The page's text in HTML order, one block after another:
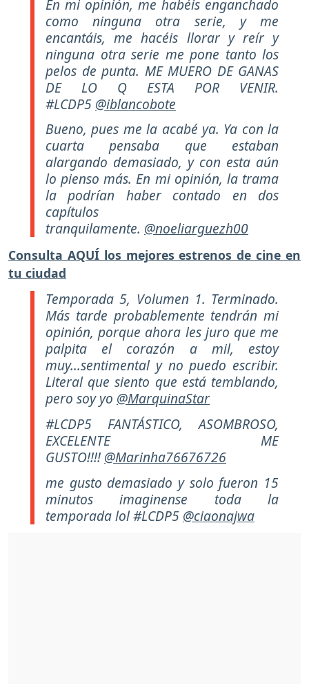
En mi opinión, me habéis enganchado
como ninguna otra serie, y me
encantáis, me hacéis llorar y reír y
ninguna otra serie me pone tanto los
pelos de punta. ME MUERO DE GANAS
DE LO Q ESTA POR VENIR.
#LCDP5 @iblancobote
Bueno, pues me la acabé ya. Ya con la
cuarta pensaba que estaban
alargando demasiado, y con esta aún
lo pienso más. En mi opinión, la trama
la podrían haber contado en dos
capítulos
tranquilamente. @noeliarguezh00
Consulta AQUÍ los mejores estrenos de cine en
tu ciudad
Temporada 5, Volumen 1. Terminado.
Más tarde probablemente tendrán mi
opinión, porque ahora les juro que me
palpita el corazón a mil, estoy
muy...sentimental y no puedo escribir.
Literal que siento que está temblando,
pero soy yo @MarquinaStar
#LCDP5 FANTÁSTICO, ASOMBROSO,
EXCELENTE ME
GUSTO!!!! @Marinha76676726
me gusto demasiado y solo fueron 15
minutos imaginense toda la
temporada lol #LCDP5 @ciaonajwa